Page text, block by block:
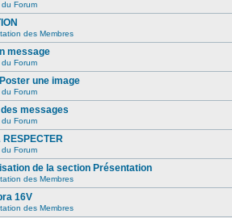
Forum
des Membres
message
Forum
une image
Forum
messages
Forum
RESPECTER
Forum
de la section Présentation
des Membres
16V
des Membres